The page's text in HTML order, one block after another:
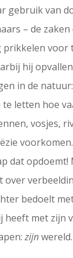
gebruik van
– de zaken
prikkelen voor
hij
in de
letten hoe
vosjes,
dat opdoemt!
over
bedoelt
heeft met zijn
zijnwereld.